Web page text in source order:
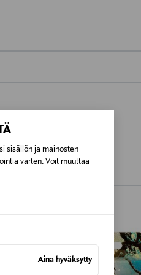
sisällön ja mainosten
varten. Voit muuttaa
Aina hyväksytty
ja tuotteen koosta
on saatavilla valittuun
kuluessa tuotteen
ja palautettavan tuotteen